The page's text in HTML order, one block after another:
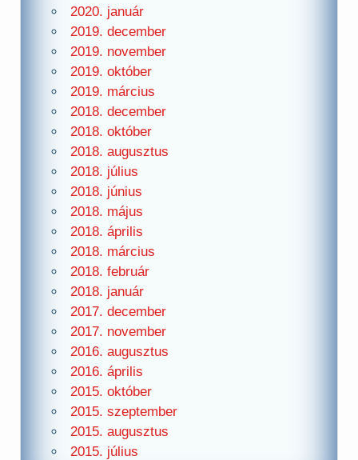
2020. január
2019. december
2019. november
2019. október
2019. március
2018. december
2018. október
2018. augusztus
2018. július
2018. június
2018. május
2018. április
2018. március
2018. február
2018. január
2017. december
2017. november
2016. augusztus
2016. április
2015. október
2015. szeptember
2015. augusztus
2015. július